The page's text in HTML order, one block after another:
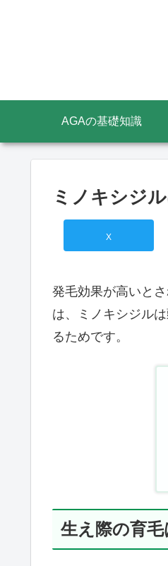
AGAの基礎知識
ミノキシジ
X
発毛効果が高いと
は、ミノキシジル
るためです。
生え際の育